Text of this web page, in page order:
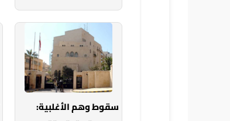
سقوط وهم الأغلبية: